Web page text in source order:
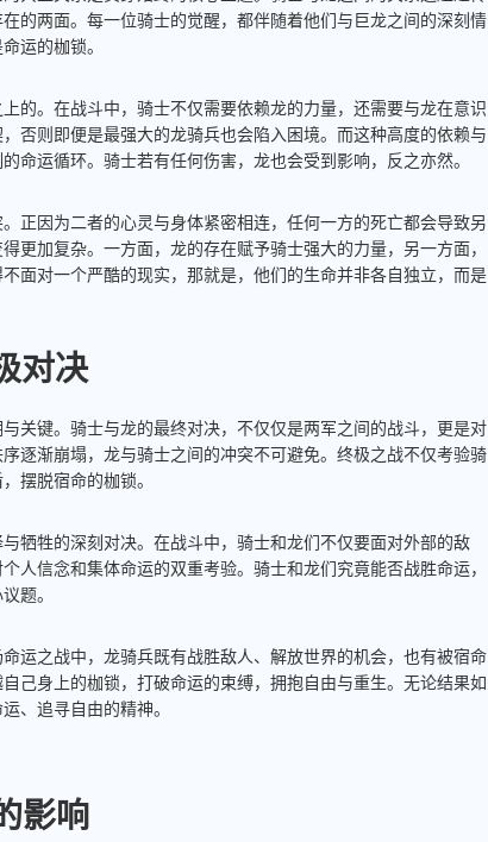
的两面。每一位骑士的觉醒，都伴随着他们与巨龙之间的深刻情
运的枷锁。
的。在战斗中，骑士不仅需要依赖龙的力量，还需要与龙在意识
否则即便是最强大的龙骑兵也会陷入困境。而这种高度的依赖与
命运循环。骑士若有任何伤害，龙也会受到影响，反之亦然。
正因为二者的心灵与身体紧密相连，任何一方的死亡都会导致另
更加复杂。一方面，龙的存在赋予骑士强大的力量，另一方面，
面对一个严酷的现实，那就是，他们的生命并非各自独立，而是
对决
关键。骑士与龙的最终对决，不仅仅是两军之间的战斗，更是对
逐渐崩塌，龙与骑士之间的冲突不可避免。终极之战不仅考验骑
摆脱宿命的枷锁。
牺牲的深刻对决。在战斗中，骑士和龙们不仅要面对外部的敌
人信念和集体命运的双重考验。骑士和龙们究竟能否战胜命运，
题。
运之战中，龙骑兵既有战胜敌人、解放世界的机会，也有被宿命
己身上的枷锁，打破命运的束缚，拥抱自由与重生。无论结果如
、追寻自由的精神。
影响